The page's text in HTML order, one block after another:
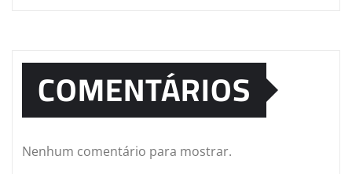
COMENTÁRIOS
Nenhum comentário para mostrar.